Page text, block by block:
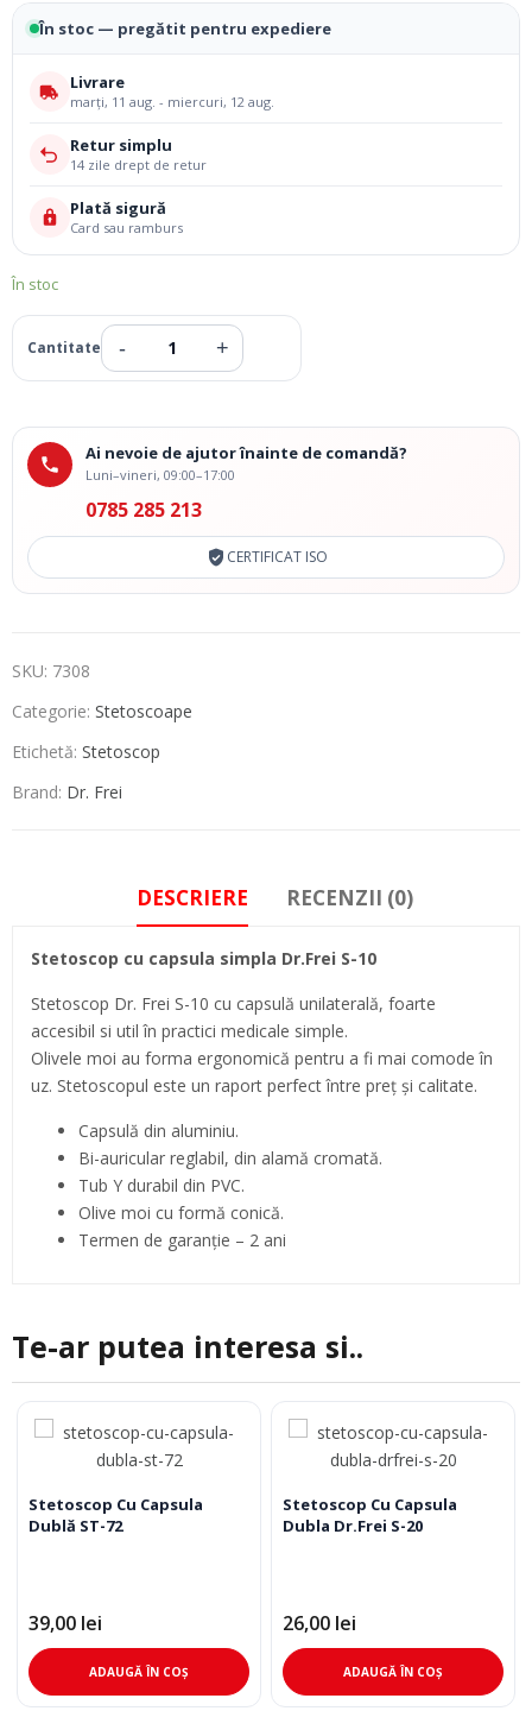
În stoc — pregătit pentru expediere
Livrare
marți, 11 aug. - miercuri, 12 aug.
Retur simplu
14 zile drept de retur
Plată sigură
Card sau ramburs
În stoc
Ai nevoie de ajutor înainte de comandă?
Luni–vineri, 09:00–17:00
0785 285 213
CERTIFICAT ISO
SKU: 7308
Categorie: Stetoscoape
Etichetă: Stetoscop
Brand: Dr. Frei
DESCRIERE RECENZII (0)
Stetoscop cu capsula simpla Dr.Frei S-10
Stetoscop Dr. Frei S-10 cu capsulă unilaterală, foarte
accesibil si util în practici medicale simple.
Olivele moi au forma ergonomică pentru a fi mai comode în
uz. Stetoscopul este un raport perfect între preț și calitate.
Capsulă din aluminiu.
Bi-auricular reglabil, din alamă cromată.
Tub Y durabil din PVC.
Olive moi cu formă conică.
Termen de garanţie – 2 ani
Te-ar putea interesa si..
Stetoscop Cu Capsula
Dublă ST-72
39,00 lei
ADAUGĂ ÎN COȘ
Stetoscop Cu Capsula
Dubla Dr.Frei S-20
26,00 lei
ADAUGĂ ÎN COȘ